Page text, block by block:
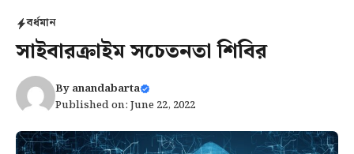
বর্ধমান
সাইবারক্রাইম সচেতনতা শিবির
Byanandabarta
Published on: June 22, 2022